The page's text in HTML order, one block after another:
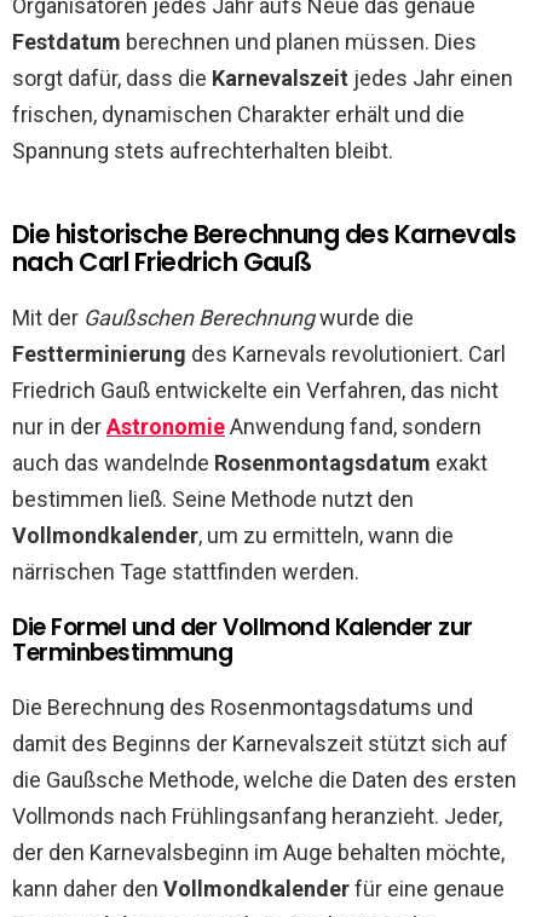
Organisatoren jedes Jahr aufs Neue das genaue
Festdatum berechnen und planen müssen. Dies
sorgt dafür, dass die Karnevalszeit jedes Jahr einen
frischen, dynamischen Charakter erhält und die
Spannung stets aufrechterhalten bleibt.
Die historische Berechnung des Karnevals
nach Carl Friedrich Gauß
Mit der Gaußschen Berechnungwurde die
Festterminierung des Karnevals revolutioniert. Carl
Friedrich Gauß entwickelte ein Verfahren, das nicht
nur in derAstronomieAnwendung fand, sondern
auch das wandelnde Rosenmontagsdatum exakt
bestimmen ließ. Seine Methode nutzt den
Vollmondkalender, um zu ermitteln, wann die
närrischen Tage stattfinden werden.
Die Formel und der Vollmond Kalender zur
Terminbestimmung
Die Berechnung des Rosenmontagsdatums und
damit des Beginns der Karnevalszeit stützt sich auf
die Gaußsche Methode, welche die Daten des ersten
Vollmonds nach Frühlingsanfang heranzieht. Jeder,
der den Karnevalsbeginn im Auge behalten möchte,
kann daher den Vollmondkalenderfür eine genaue